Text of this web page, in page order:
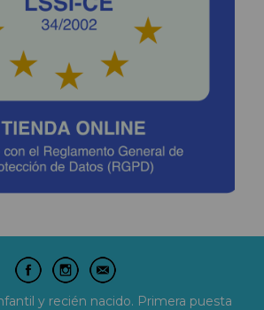
y recién nacido. Primera puesta